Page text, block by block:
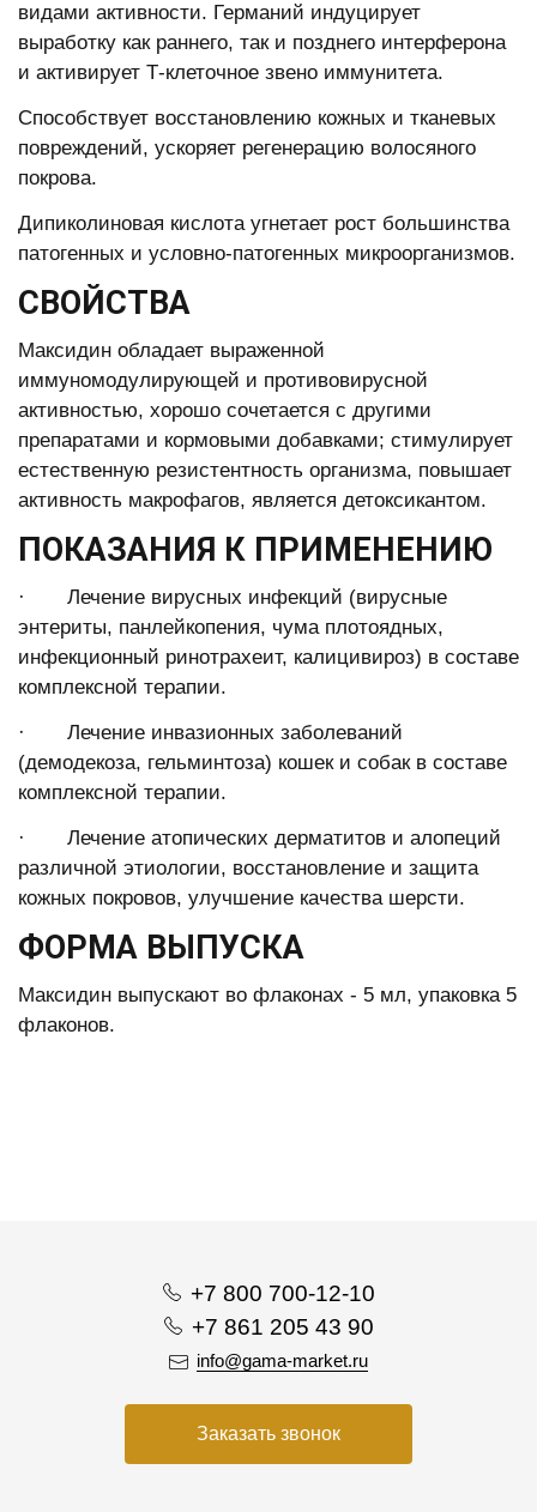
видами активности. Германий индуцирует
выработку как раннего, так и позднего интерферона
и активирует Т-клеточное звено иммунитета.
Способствует восстановлению кожных и тканевых
повреждений, ускоряет регенерацию волосяного
покрова.
Дипиколиновая кислота угнетает рост большинства
патогенных и условно-патогенных микроорганизмов.
СВОЙСТВА
Максидин обладает выраженной
иммуномодулирующей и противовирусной
активностью, хорошо сочетается с другими
препаратами и кормовыми добавками; стимулирует
естественную резистентность организма, повышает
активность макрофагов, является детоксикантом.
ПОКАЗАНИЯ К ПРИМЕНЕНИЮ
· Лечение вирусных инфекций (вирусные
энтериты, панлейкопения, чума плотоядных,
инфекционный ринотрахеит, калицивироз) в составе
комплексной терапии.
· Лечение инвазионных заболеваний
(демодекоза, гельминтоза) кошек и собак в составе
комплексной терапии.
· Лечение атопических дерматитов и алопеций
различной этиологии, восстановление и защита
кожных покровов, улучшение качества шерсти.
ФОРМА ВЫПУСКА
Максидин выпускают во флаконах - 5 мл, упаковка 5
флаконов.
+7 800 700-12-10
+7 861 205 43 90
info@gama-market.ru
Заказать звонок